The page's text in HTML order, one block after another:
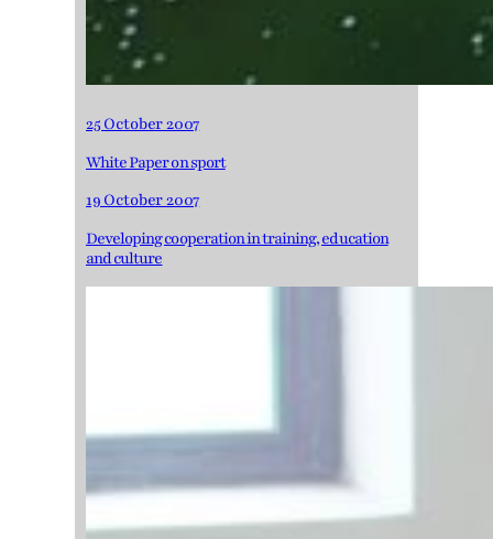
25 October 2007
White Paper on sport
19 October 2007
Developing cooperation in training, education
and culture